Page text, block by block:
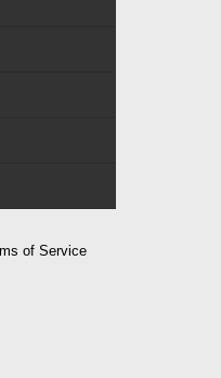
of Service